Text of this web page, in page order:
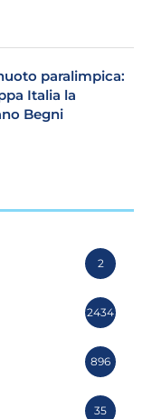
paralimpica:
Italia la
Begni
2
2434
896
35